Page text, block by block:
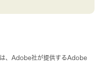
は、Adobe社が提供するAdobe